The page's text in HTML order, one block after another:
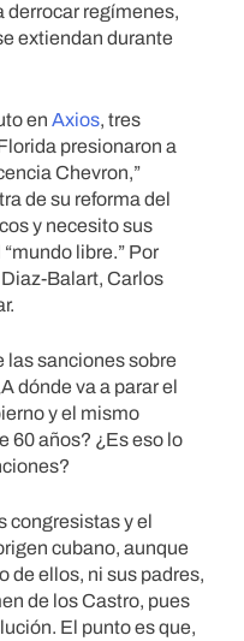
derrocar regímenes,
extiendan durante
en Axios, tres
presionaron a
Chevron,”
de su reforma del
y necesito sus
libre.” Por
Balart, Carlos
las sanciones sobre
dónde va a parar el
y el mismo
60 años? ¿Es eso lo
congresistas y el
cubano, aunque
de ellos, ni sus padres,
de los Castro, pues
El punto es que,